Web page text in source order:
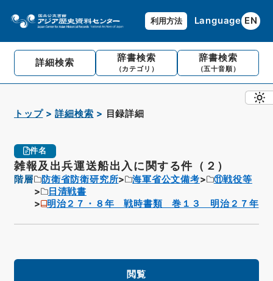
利用方法 Language EN
詳細検索 辞書検索
（カテゴリ）
辞書検索
（五十音順）
トップ 詳細検索 目録詳細
件名
雑報及出兵運送船出入に関する件（２）
階層 防衛省防衛研究所 海軍省公文備考
⑪戦役等
日清戦書
明治２７・８年 戦時書類 巻１３ 明治２７年
閲覧